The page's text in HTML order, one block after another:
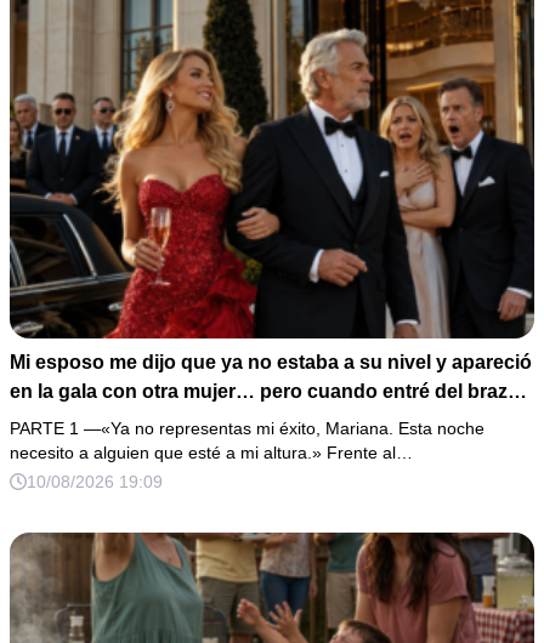
Mi esposo me dijo que ya no estaba a su nivel y apareció
en la gala con otra mujer… pero cuando entré del brazo
del hombre que él más admiraba, descubrió demasiado
tarde que era mi padre.
PARTE 1 —«Ya no representas mi éxito, Mariana. Esta noche
necesito a alguien que esté a mi altura.» Frente al…
10/08/2026 19:09